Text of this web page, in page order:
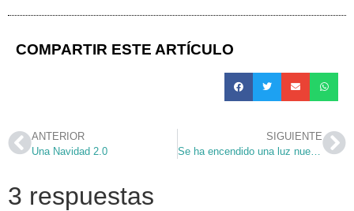
COMPARTIR ESTE ARTÍCULO
ANTERIOR
Una Navidad 2.0
SIGUIENTE
Se ha encendido una luz nueva… Feliz Navidad
3 respuestas